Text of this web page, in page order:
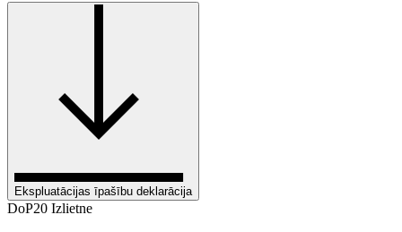
Ekspluatācijas īpašību deklarācija
DoP20 Izlietne